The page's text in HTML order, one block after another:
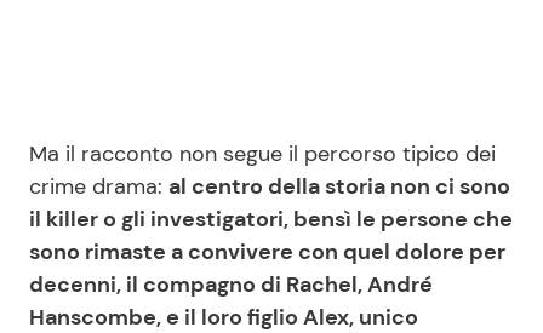
Contattaci
Pubblicità
Privacy Policy
Ma il racconto non segue il percorso tipico dei
crime drama: al centro della storia non ci sono
il killer o gli investigatori, bensì le persone che
sono rimaste a convivere con quel dolore per
decenni, il compagno di Rachel, André
Hanscombe, e il loro figlio Alex, unico